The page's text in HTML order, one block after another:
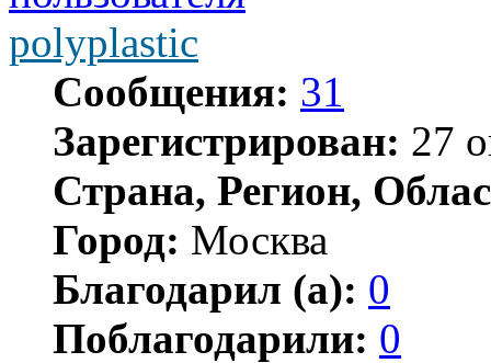
polyplastic
Сообщения: 31
Зарегистрирован: 27
Страна, Регион,
Город: Москва
Благодарил (а): 0
Поблагодарили: 0